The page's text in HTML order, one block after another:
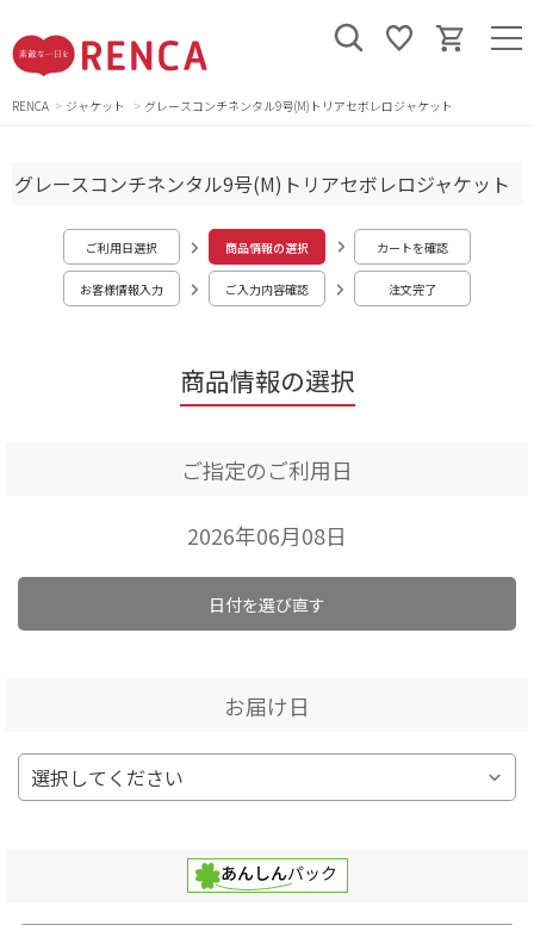
RENCA ジャケット グレースコンチネンタル9号(M)トリアセボレロジャケット
商品情報の選択
グレースコンチネンタル9号(M)トリアセボレロジャケット
ご利用日選択 商品情報の選択 カートを確認
お客様情報入力 ご入力内容確認 注文完了
ご指定のご利用日
2026年06月08日
日付を選び直す
お届け日